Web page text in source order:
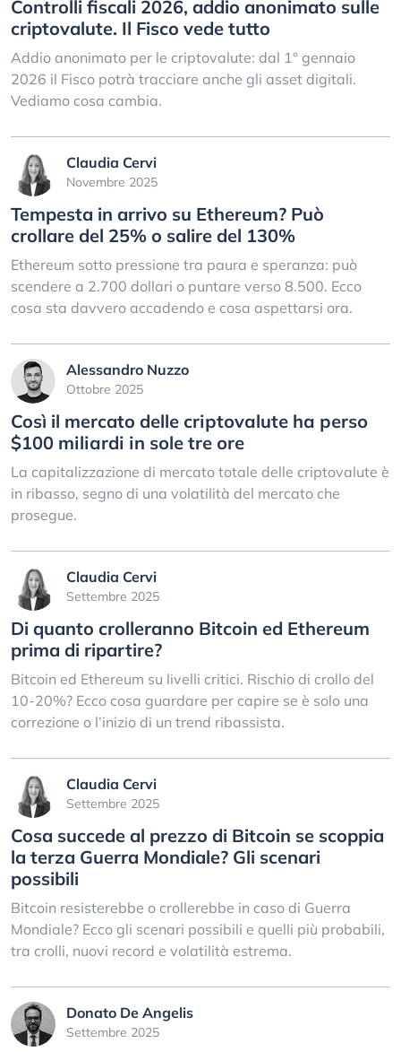
Controlli fiscali 2026, addio anonimato sulle
criptovalute. Il Fisco vede tutto
Addio anonimato per le criptovalute: dal 1° gennaio
2026 il Fisco potrà tracciare anche gli asset digitali.
Vediamo cosa cambia.
Claudia Cervi
Novembre 2025
Tempesta in arrivo su Ethereum? Può
crollare del 25% o salire del 130%
Ethereum sotto pressione tra paura e speranza: può
scendere a 2.700 dollari o puntare verso 8.500. Ecco
cosa sta davvero accadendo e cosa aspettarsi ora.
Alessandro Nuzzo
Ottobre 2025
Così il mercato dеllе сrірtоvаlutе hа реrѕо
$100 mіlіаrdі іn ѕоlе trе оrе
La capitalizzazione di mercato totale delle criptovalute è
in ribasso, segno di una volatilità del mercato che
prosegue.
Claudia Cervi
Settembre 2025
Di quanto crolleranno Bitcoin ed Ethereum
prima di ripartire?
Bitcoin ed Ethereum su livelli critici. Rischio di crollo del
10-20%? Ecco cosa guardare per capire se è solo una
correzione o l’inizio di un trend ribassista.
Claudia Cervi
Settembre 2025
Cosa succede al prezzo di Bitcoin se scoppia
la terza Guerra Mondiale? Gli scenari
possibili
Bitcoin resisterebbe o crollerebbe in caso di Guerra
Mondiale? Ecco gli scenari possibili e quelli più probabili,
tra crolli, nuovi record e volatilità estrema.
Donato De Angelis
Settembre 2025